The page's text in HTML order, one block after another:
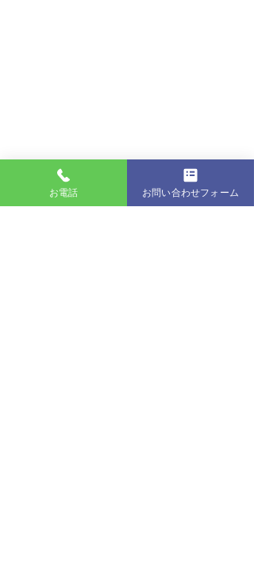
お電話 お問い合わせフォーム